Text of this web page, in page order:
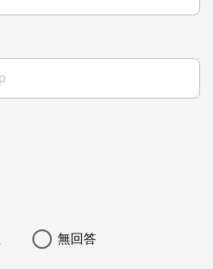
無回答